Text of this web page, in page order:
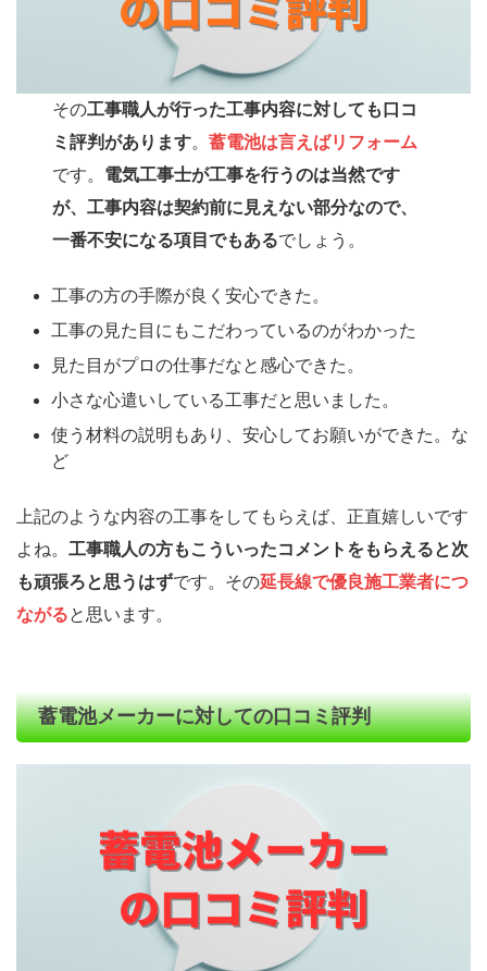
その工事職人が行った工事内容に対しても口コ
ミ評判があります。蓄電池は言えばリフォーム
です。 電気工事士が工事を行うのは当然です
が、工事内容は契約前に見えない部分なので、
一番不安になる項目でもあるでしょう。
工事の方の手際が良く安心できた。
工事の見た目にもこだわっているのがわかった
見た目がプロの仕事だなと感心できた。
小さな心遣いしている工事だと思いました。
使う材料の説明もあり、安心してお願いができた。な
ど
上記のような内容の工事をしてもらえば、正直嬉しいです
よね。 工事職人の方もこういったコメントをもらえると次
も頑張ろと思うはずです。その延長線で優良施工業者につ
ながると思います。
蓄電池メーカーに対しての口コミ評判